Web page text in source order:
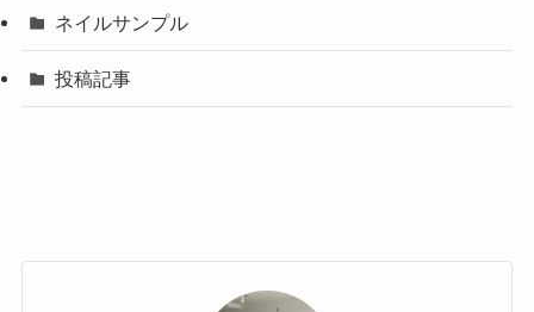
ネイルサンプル
投稿記事